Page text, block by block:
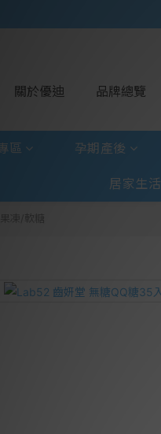
關於優迪 品牌總覽
區 孕期產後
居家生活